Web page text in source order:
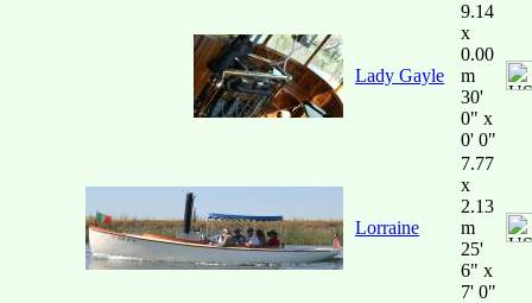
Lady Gayle
9.14
x
0.00
m
30'
0" x
0' 0"
Lorraine
7.77
x
2.13
m
25'
6" x
7' 0"